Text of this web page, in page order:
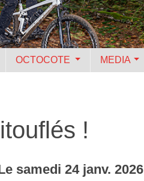
OCTOCOTE MEDIA
!
samedi 24 janv. 2026